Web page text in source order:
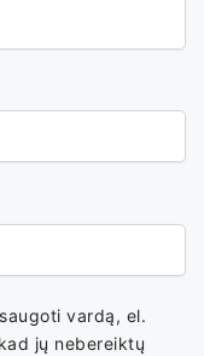
vardą, el.
jų nebereiktų